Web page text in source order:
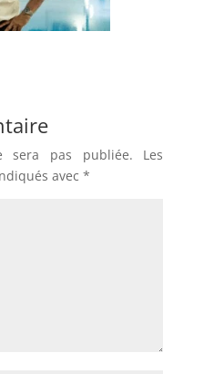
sera pas publiée.
Les
avec *